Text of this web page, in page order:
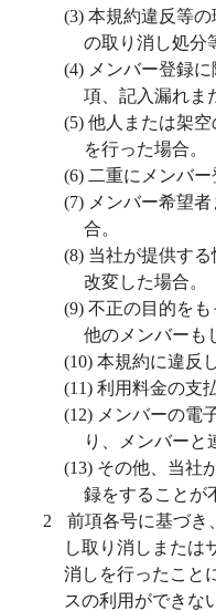
(3) 本規約違反等
の取り消し処分
(4) メンバー登録
項、記入漏れま
(5) 他人または架
を行った場合。
(6) 二重にメンバー
(7) メンバー希望
合。
(8) 当社が提供する
改変した場合。
(9) 不正の目的を
他のメンバーも
(10) 本規約に違反
(11) 利用料金の支
(12) メンバーの電
り、メンバーと
(13) その他、当社
録をすることが
2
前項各号に基づき
し取り消しまたは
消しを行ったこと
スの利用ができな